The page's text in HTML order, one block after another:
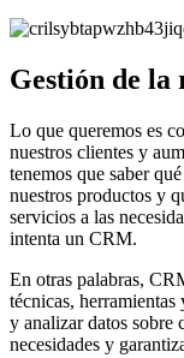
Gestión de la
Lo que queremos es
nuestros clientes y
tenemos que saber
nuestros productos y
servicios a las
intenta un CRM.
En otras palabras,
técnicas,
y analizar datos sobre
necesidades y